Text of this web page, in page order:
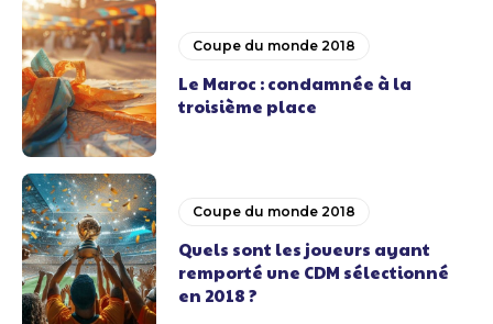
Coupe du monde 2018
Le Maroc : condamnée à la
troisième place
Coupe du monde 2018
Quels sont les joueurs ayant
remporté une CDM sélectionné
en 2018 ?